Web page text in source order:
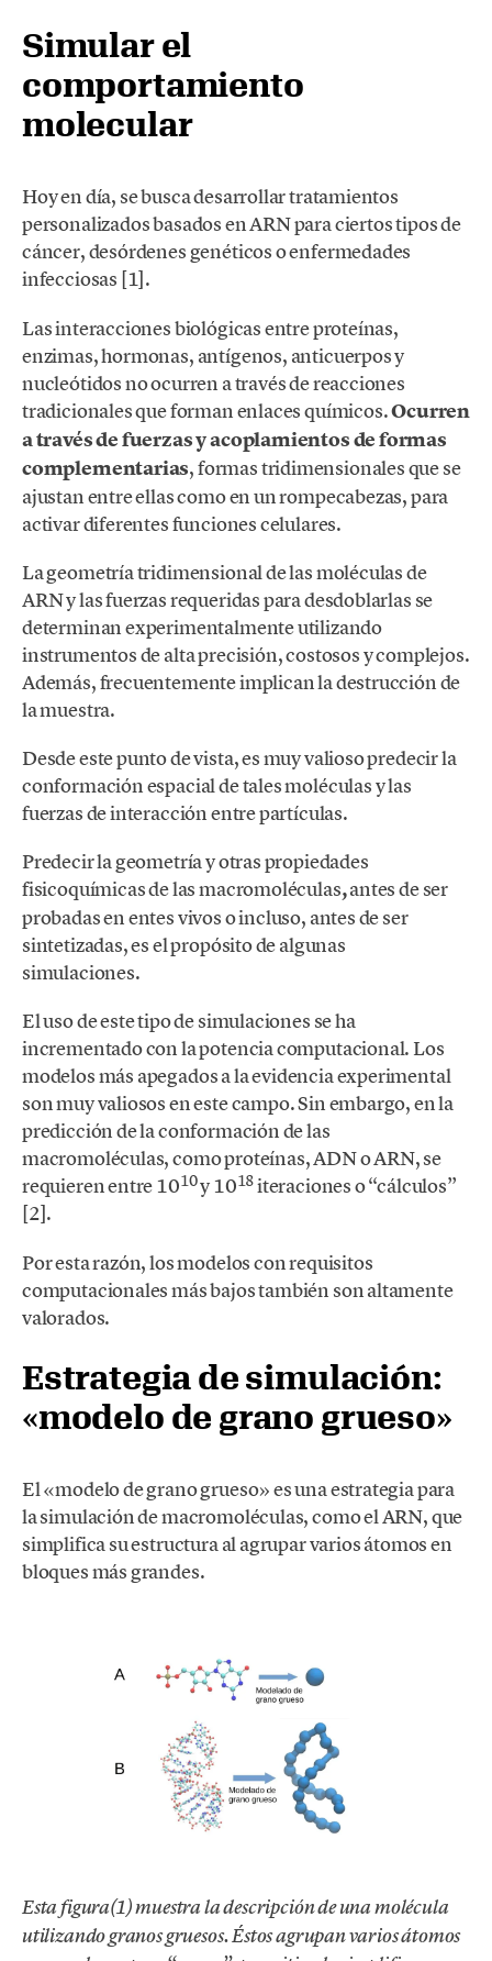
Simular el
comportamiento
molecular
Hoy en día, se busca desarrollar tratamientos
personalizados basados en ARN para ciertos tipos de
cáncer, desórdenes genéticos o enfermedades
infecciosas [1].
Las interacciones biológicas entre proteínas,
enzimas, hormonas, antígenos, anticuerpos y
nucleótidos no ocurren a través de reacciones
tradicionales que forman enlaces químicos.Ocurren
a través de fuerzas y acoplamientos de formas
complementarias, formas tridimensionales que se
ajustan entre ellas como en un rompecabezas, para
activar diferentes funciones celulares.
La geometría tridimensional de las moléculas de
ARN y las fuerzas requeridas para desdoblarlas se
determinan experimentalmente utilizando
instrumentos de alta precisión, costosos y complejos.
Además, frecuentemente implican la destrucción de
la muestra.
Desde este punto de vista, es muy valioso predecir la
conformación espacial de tales moléculas y las
fuerzas de interacción entre partículas.
Predecir la geometría y otras propiedades
fisicoquímicas de las macromoléculas,antes de ser
probadas en entes vivos o incluso, antes de ser
sintetizadas, es el propósito de algunas
simulaciones.
El uso de este tipo de simulaciones se ha
incrementado con la potencia computacional. Los
modelos más apegados a la evidencia experimental
son muy valiosos en este campo. Sin embargo, en la
predicción de la conformación de las
macromoléculas, como proteínas, ADN o ARN, se
requieren entre 1010y 1018iteraciones o “cálculos”
[2].
Por esta razón, los modelos con requisitos
computacionales más bajos también son altamente
valorados.
Estrategia de simulación:
«modelo de grano grueso»
El «modelo de grano grueso» es una estrategia para
la simulación de macromoléculas, como el ARN, que
simplifica su estructura al agrupar varios átomos en
bloques más grandes.
Esta figura(1) muestra la descripción de una molécula
utilizando granos gruesos. Éstos agrupan varios átomos